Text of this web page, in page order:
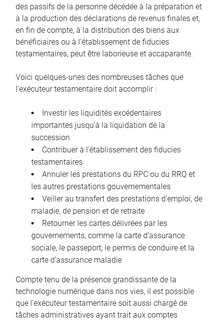
des passifs de la personne décédée à la préparation et
à la production des déclarations de revenus finales et,
en fin de compte, à la distribution des biens aux
bénéficiaires ou à l’établissement de fiducies
testamentaires, peut être laborieuse et accaparante.
Voici quelques-unes des nombreuses tâches que
l’exécuteur testamentaire doit accomplir :
Investir les liquidités excédentaires
importantes jusqu’à la liquidation de la
succession
Contribuer à l’établissement des fiducies
testamentaires
Annuler les prestations du RPC ou du RRQ et
les autres prestations gouvernementales
Veiller au transfert des prestations d’emploi, de
maladie, de pension et de retraite
Retourner les cartes délivrées par les
gouvernements, comme la carte d’assurance
sociale, le passeport, le permis de conduire et la
carte d’assurance maladie
Compte tenu de la présence grandissante de la
technologie numérique dans nos vies, il est possible
que l’exécuteur testamentaire soit aussi chargé de
tâches administratives ayant trait aux comptes